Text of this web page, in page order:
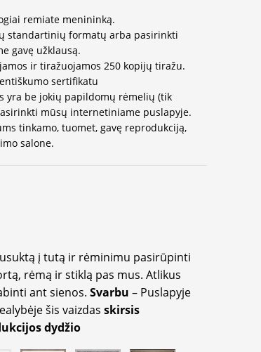
remiate menininką.
standartinių formatų arba pasirinkti
gavę užklausą.
ir tiražuojamos 250 kopijų tiražu.
sertifikatu
yra be jokių papildomų rėmelių (tik
mūsų internetiniame puslapyje.
tinkamo, tuomet, gavę reprodukciją,
salone.
į tutą ir rėminimu pasirūpinti
rėmą ir stiklą pas mus. Atlikus
ant sienos. Svarbu – Puslapyje
šis vaizdas skirsis
dydžio